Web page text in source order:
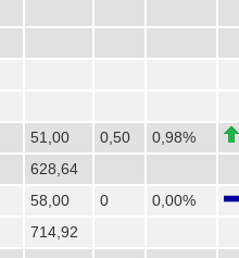
51,00 0,50
0,98%
628,64
58,00 0
0,00%
714,92